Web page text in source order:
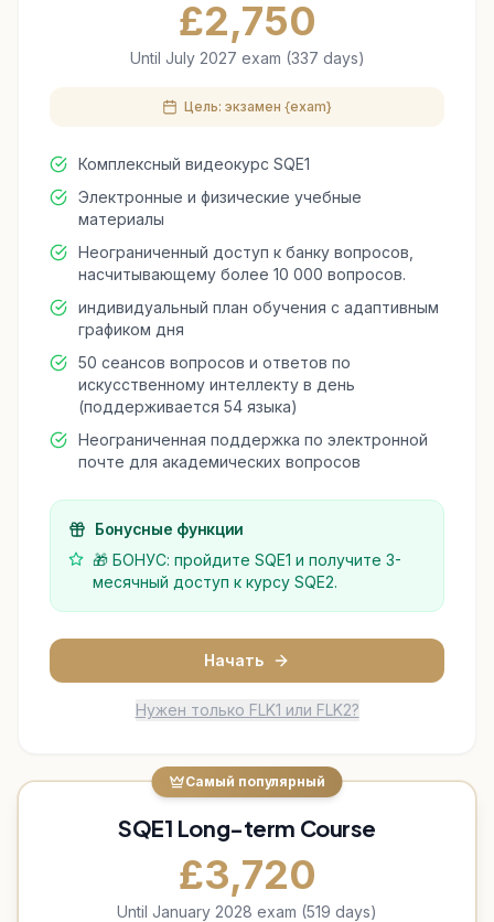
£2,750
Until July 2027 exam (337 days)
Цель: экзамен {exam}
Комплексный видеокурс SQE1
Электронные и физические учебные
материалы
Неограниченный доступ к банку вопросов,
насчитывающему более 10 000 вопросов.
индивидуальный план обучения с адаптивным
графиком дня
50 сеансов вопросов и ответов по
искусственному интеллекту в день
(поддерживается 54 языка)
Неограниченная поддержка по электронной
почте для академических вопросов
Бонусные функции
🎁 БОНУС: пройдите SQE1 и получите 3-
месячный доступ к курсу SQE2.
Начать
Нужен только FLK1 или FLK2?
Самый популярный
SQE1 Long-term Course
£3,720
Until January 2028 exam (519 days)